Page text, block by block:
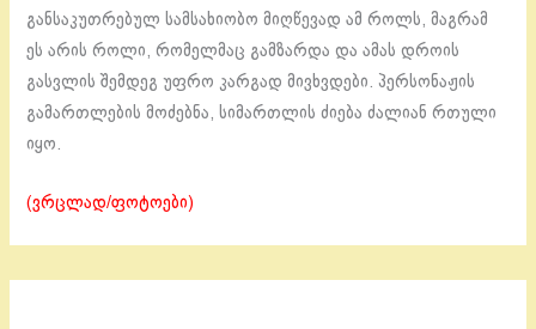
განსაკუთრებულ სამსახიობო მიღწევად ამ როლს, მაგრამ
ეს არის როლი, რომელმაც გამზარდა და ამას დროის
გასვლის შემდეგ უფრო კარგად მივხვდები. პერსონაჟის
გამართლების მოძებნა, სიმართლის ძიება ძალიან რთული
იყო.
(ვრცლად/ფოტოები)